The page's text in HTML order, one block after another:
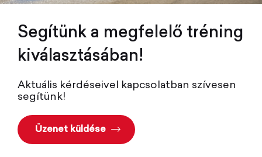
Segítünk a megfelelő tréning
kiválasztásában!
Aktuális kérdéseivel kapcsolatban szívesen
segítünk!
Üzenet küldése